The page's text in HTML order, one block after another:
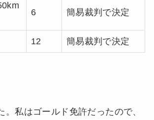
6 簡易裁判で決定
12 簡易裁判で決定
。私はゴールド免許だったので、